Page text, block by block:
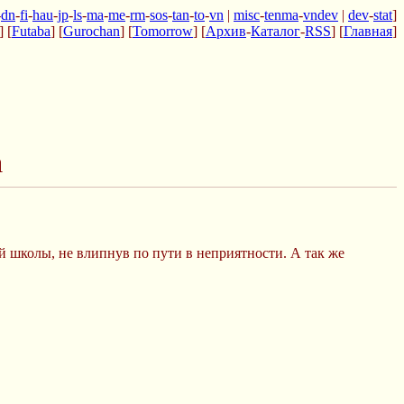
dn-fi-hau-jp-ls-ma-me-rm-sos-tan-to-vn | misc-tenma-vndev | dev-stat]
] [Futaba] [Gurochan] [Tomorrow] [Архив-Каталог-RSS] [Главная]
школы, не влипнув по пути в неприятности. А так же